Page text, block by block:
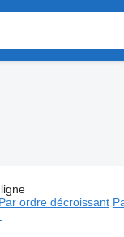
Camions
Par ordre décroissant